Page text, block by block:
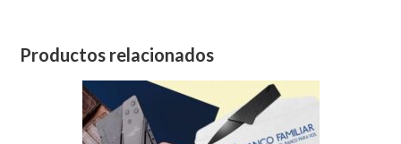
Productos relacionados